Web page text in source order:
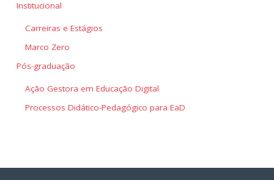
Institucional
Carreiras e Estágios
Marco Zero
Pós-graduação
Ação Gestora em Educação Digital
Processos Didático-Pedagógico para EaD